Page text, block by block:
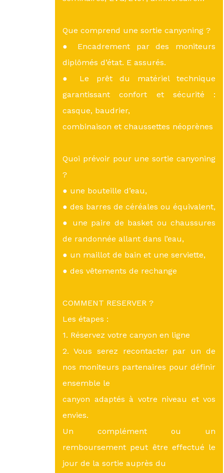
Que comprend une sortie canyoning ?
● Encadrement par des moniteurs
diplômés d’état. E assurés.
● Le prêt du matériel technique
garantissant confort et sécurité :
casque, baudrier,
combinaison et chaussettes néoprènes
Quoi prévoir pour une sortie canyoning
?
● une bouteille d’eau,
● des barres de céréales ou équivalent,
● une paire de basket ou chaussures
de randonnée allant dans l’eau,
● un maillot de bain et une serviette,
● des vêtements de rechange
COMMENT RESERVER ?
Les étapes :
1. Réservez votre canyon en ligne
2. Vous serez recontacter par un de
nos moniteurs partenaires pour définir
ensemble le
canyon adaptés à votre niveau et vos
envies.
Un complément ou un
remboursement peut être effectué le
jour de la sortie auprès du